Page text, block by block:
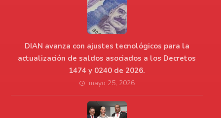
DIAN avanza con ajustes tecnológicos para la
actualización de saldos asociados a los Decretos
1474 y 0240 de 2026.
mayo 25, 2026